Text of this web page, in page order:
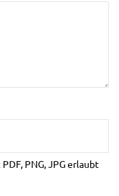
PNG, JPG erlaubt